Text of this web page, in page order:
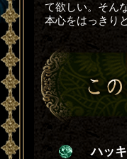
て欲しい。そん
本心をはっきり
ハッ